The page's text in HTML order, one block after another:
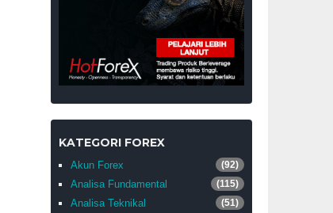
KATEGORI FOREX
Akun Forex (92)
Analisa Fundamental (115)
Analisa Teknikal (51)